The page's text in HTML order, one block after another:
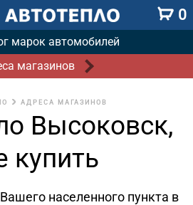
0
марок автомобилей
магазинов
АДРЕСА МАГАЗИНОВ
Высоковск,
купить
населенного пункта в